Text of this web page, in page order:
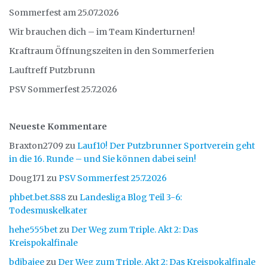
Sommerfest am 25.07.2026
Wir brauchen dich – im Team Kinderturnen!
Kraftraum Öffnungszeiten in den Sommerferien
Lauftreff Putzbrunn
PSV Sommerfest 25.7.2026
Neueste Kommentare
Braxton2709 zuLauf10! Der Putzbrunner Sportverein geht
in die 16. Runde – und Sie können dabei sein!
Doug171zuPSV Sommerfest 25.7.2026
phbet.bet.888zuLandesliga Blog Teil 3-6:
Todesmuskelkater
hehe555betzuDer Weg zum Triple. Akt 2: Das
Kreispokalfinale
bdjbajeezuDer Weg zum Triple. Akt 2: Das Kreispokalfinale